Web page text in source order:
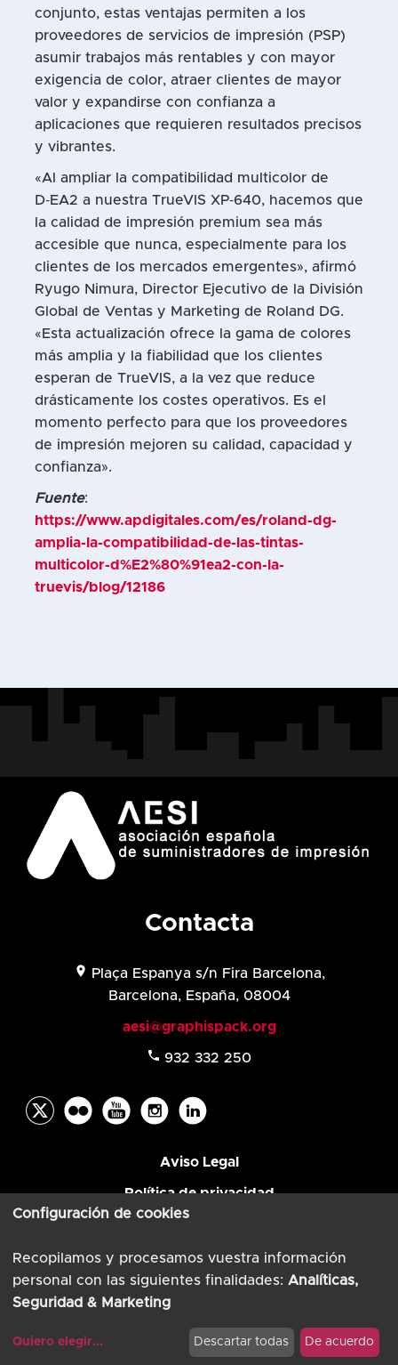
conjunto, estas ventajas permiten a los
proveedores de servicios de impresión (PSP)
asumir trabajos más rentables y con mayor
exigencia de color, atraer clientes de mayor
valor y expandirse con confianza a
aplicaciones que requieren resultados precisos
y vibrantes.
«Al ampliar la compatibilidad multicolor de
D‑EA2 a nuestra TrueVIS XP‑640, hacemos que
la calidad de impresión premium sea más
accesible que nunca, especialmente para los
clientes de los mercados emergentes», afirmó
Ryugo Nimura, Director Ejecutivo de la División
Global de Ventas y Marketing de Roland DG.
«Esta actualización ofrece la gama de colores
más amplia y la fiabilidad que los clientes
esperan de TrueVIS, a la vez que reduce
drásticamente los costes operativos. Es el
momento perfecto para que los proveedores
de impresión mejoren su calidad, capacidad y
confianza».
Fuente:
https://www.apdigitales.com/es/roland-dg-
amplia-la-compatibilidad-de-las-tintas-
multicolor-d%E2%80%91ea2-con-la-
truevis/blog/12186
Contacta
location_on Plaça Espanya s/n Fira Barcelona,
Barcelona, España, 08004
aesi@graphispack.org
phone 932 332 250
Aviso Legal
Política de privacidad
Powered byTimTul
Modificar cookies
Configuración de cookies
Recopilamos y procesamos vuestra información
personal con las siguientes finalidades: Analíticas,
Seguridad & Marketing
Quiero elegir... Descartar todas De acuerdo